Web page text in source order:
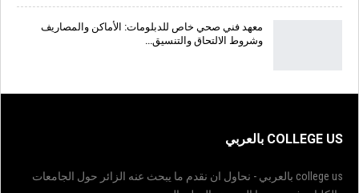
معهد فني صحي خاص للدبلومات: الأماكن والمصاريف
وشروط الالتحاق والتنسيق…
COLLEGE US بالعربي
college us بالعربي - نحاول ان نقدم ما يبحث عنه الزائر حول الجامعات